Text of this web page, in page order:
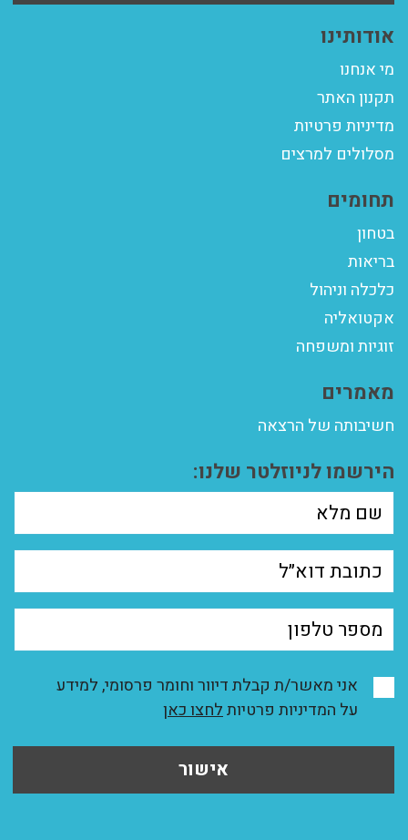
אודותינו
מי אנחנו
תקנון האתר
מדיניות פרטיות
מסלולים למרצים
תחומים
בטחון
בריאות
כלכלה וניהול
אקטואליה
זוגיות ומשפחה
מאמרים
חשיבותה של הרצאה
הירשמו לניוזלטר שלנו:
אני מאשר/ת קבלת דיוור וחומר פרסומי, למידע
על המדיניות פרטיותלחצו כאן
אישור